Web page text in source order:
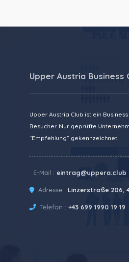
Upper Austria Business
Upper Austria Club ist ein
Besucher. Nur geprüfte
“Empfehlung” gekennzeichnet.
E-Mail : eintrag@uppera.club
Adresse : Linzerstraße 206,
Telefon : +43 699 1990 19 19